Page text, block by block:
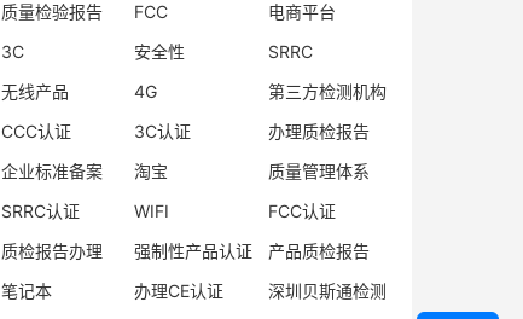
质量检验报告
FCC
电商平台
3C
安全性
SRRC
无线产品
4G
第三方检测机构
CCC认证
3C认证
办理质检报告
企业标准备案
淘宝
质量管理体系
SRRC认证
WIFI
FCC认证
质检报告办理
强制性产品认证
产品质检报告
笔记本
办理CE认证
深圳贝斯通检测